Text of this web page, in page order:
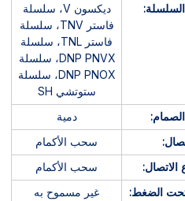
السلسلة:
ديكسون V، سلسلة
فاستر TNV، سلسلة
فاستر TNL، سلسلة
DNP PNVX، سلسلة
DNP PNOX، سلسلة
ستوتشي SH
دمية
سحب الأكمام
الاتصال:
سحب الأكمام
تحت الضغط:
غير مسموح به